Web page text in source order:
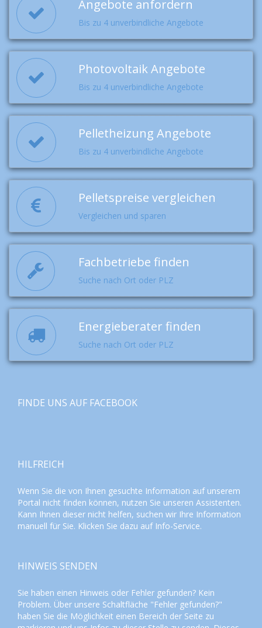
Angebote anfordern
Bis zu 4 unverbindliche Angebote
Photovoltaik Angebote
Bis zu 4 unverbindliche Angebote
Pelletheizung Angebote
Bis zu 4 unverbindliche Angebote
Pelletspreise vergleichen
Vergleichen und sparen
Fachbetriebe finden
Suche nach Ort oder PLZ
Energieberater finden
Suche nach Ort oder PLZ
FINDE UNS AUF FACEBOOK
HILFREICH
Wenn Sie die von Ihnen gesuchte Information auf unserem
Portal nicht finden können, nutzen Sie unseren Assistenten.
Kann Ihnen dieser nicht helfen, suchen wir Ihre Information
manuell für Sie. Klicken Sie dazu auf Info-Service.
HINWEIS SENDEN
Sie haben einen Hinweis oder Fehler gefunden? Kein
Problem. Über unsere Schaltfläche "Fehler gefunden?"
haben Sie die Möglichkeit einen Bereich der Seite zu